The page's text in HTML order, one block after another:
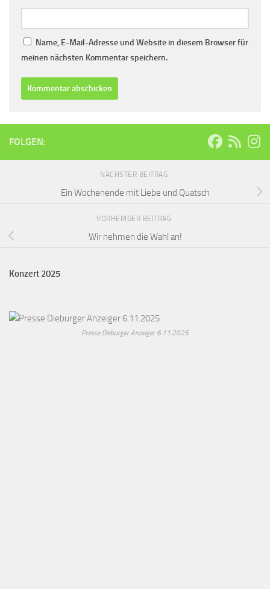
Name, E-Mail-Adresse und Website in diesem Browser für
meinen nächsten Kommentar speichern.
FOLGEN:
NÄCHSTER BEITRAG
Ein Wochenende mit Liebe und Quatsch
VORHERIGER BEITRAG
Wir nehmen die Wahl an!
Konzert 2025
Presse Dieburger Anzeiger 6.11.2025